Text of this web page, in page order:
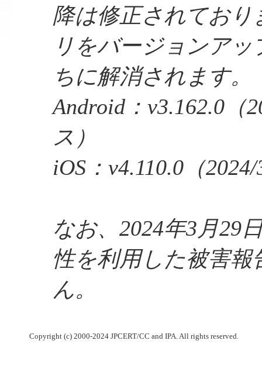
降は修正されており
リをバージョンア
ちに解消されます。
Android：v3.162.0（
ス）
iOS：v4.110.0（
なお、2024年3月29
性を利用した被害報
ん。
Copyright (c) 2000-2024 JPCERT/CC and IPA. All rights reserved.